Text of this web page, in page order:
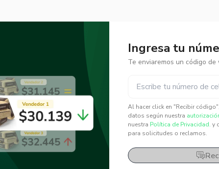
Ingresa tu
Te enviaremos un código de
Al hacer click en "Recibir
datos según nuestra
nuestra Política de Privacidad. y
para solicitudes o reclamos.